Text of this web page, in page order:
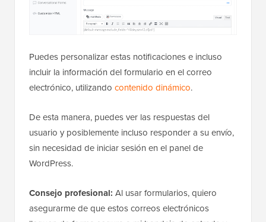
Puedes personalizar estas notificaciones e incluso
incluir la información del formulario en el correo
electrónico, utilizando contenido dinámico.
De esta manera, puedes ver las respuestas del
usuario y posiblemente incluso responder a su envío,
sin necesidad de iniciar sesión en el panel de
WordPress.
Consejo profesional: Al usar formularios, quiero
asegurarme de que estos correos electrónicos